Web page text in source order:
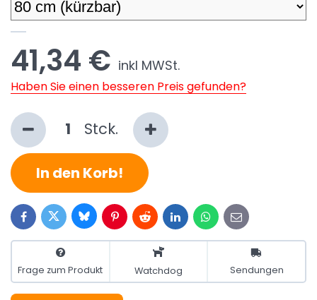
41,34 € inkl MWSt.
Haben Sie einen besseren Preis gefunden?
Stck.
In den Korb!
FacebookTwitterBlueskyPinterestRedditLinkedInWhatsApp
E-
mail
Frage zum Produkt Watchdog Sendungen